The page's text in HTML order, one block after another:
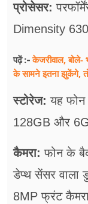
प्रोसेसर:
Dimensity
पढ़ें :-केजरीवाल, बोले-
के सामने इतना झुकेंगे,
स्टोरेज:यह फोन
128GB और
कैमरा: फोन के
डेप्थ सेंसर वाला
8MP फ्रंट